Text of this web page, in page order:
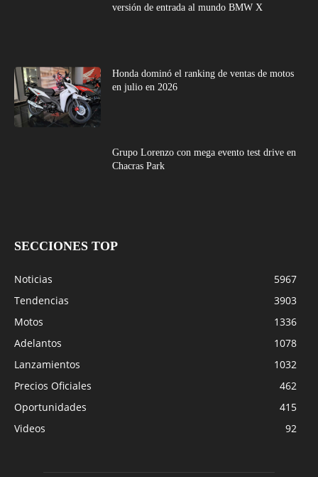
versión de entrada al mundo BMW X
Honda dominó el ranking de ventas de motos
en julio en 2026
Grupo Lorenzo con mega evento test drive en
Chacras Park
SECCIONES TOP
Noticias
5967
Tendencias
3903
Motos
1336
Adelantos
1078
Lanzamientos
1032
Precios Oficiales
462
Oportunidades
415
Videos
92